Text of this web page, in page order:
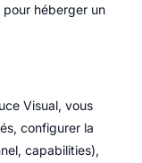
héberger un
Visual, vous
configurer la
capabilities),